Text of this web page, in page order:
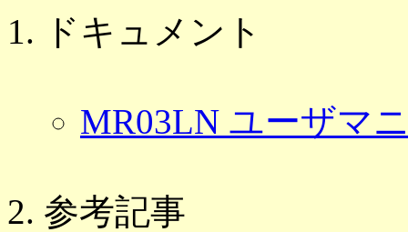
ドキュメント
MR03LN ユーザマ
参考記事